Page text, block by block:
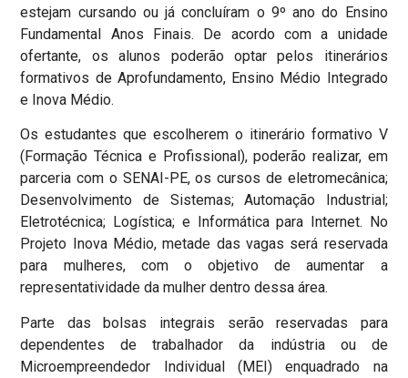
estejam cursando ou já concluíram o 9º ano do Ensino
Fundamental Anos Finais. De acordo com a unidade
ofertante, os alunos poderão optar pelos itinerários
formativos de Aprofundamento, Ensino Médio Integrado
e Inova Médio.
Os estudantes que escolherem o itinerário formativo V
(Formação Técnica e Profissional), poderão realizar, em
parceria com o SENAI-PE, os cursos de eletromecânica;
Desenvolvimento de Sistemas; Automação Industrial;
Eletrotécnica; Logística; e Informática para Internet. No
Projeto Inova Médio, metade das vagas será reservada
para mulheres, com o objetivo de aumentar a
representatividade da mulher dentro dessa área.
Parte das bolsas integrais serão reservadas para
dependentes de trabalhador da indústria ou de
Microempreendedor Individual (MEI) enquadrado na